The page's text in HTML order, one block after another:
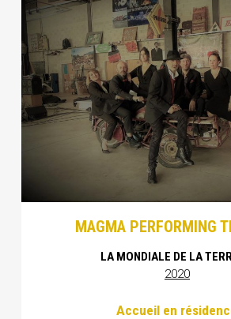
MAGMA PERFORMING
LA MONDIALE DE LA
2020
Accueil en